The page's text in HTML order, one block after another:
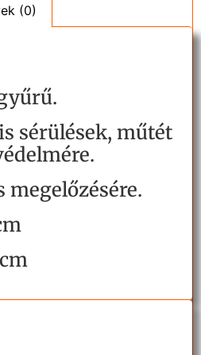
(0)
sérülések, műtét
megelőzésére.